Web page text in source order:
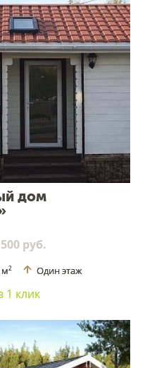
дом
руб.
м2 Один этаж
1 клик